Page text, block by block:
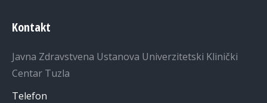
Kontakt
Javna Zdravstvena Ustanova Univerzitetski Klinički
Centar Tuzla
Telefon